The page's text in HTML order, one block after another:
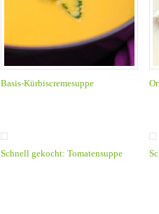
Basis-Kürbiscremesuppe
Schnell gekocht: Tomatensuppe